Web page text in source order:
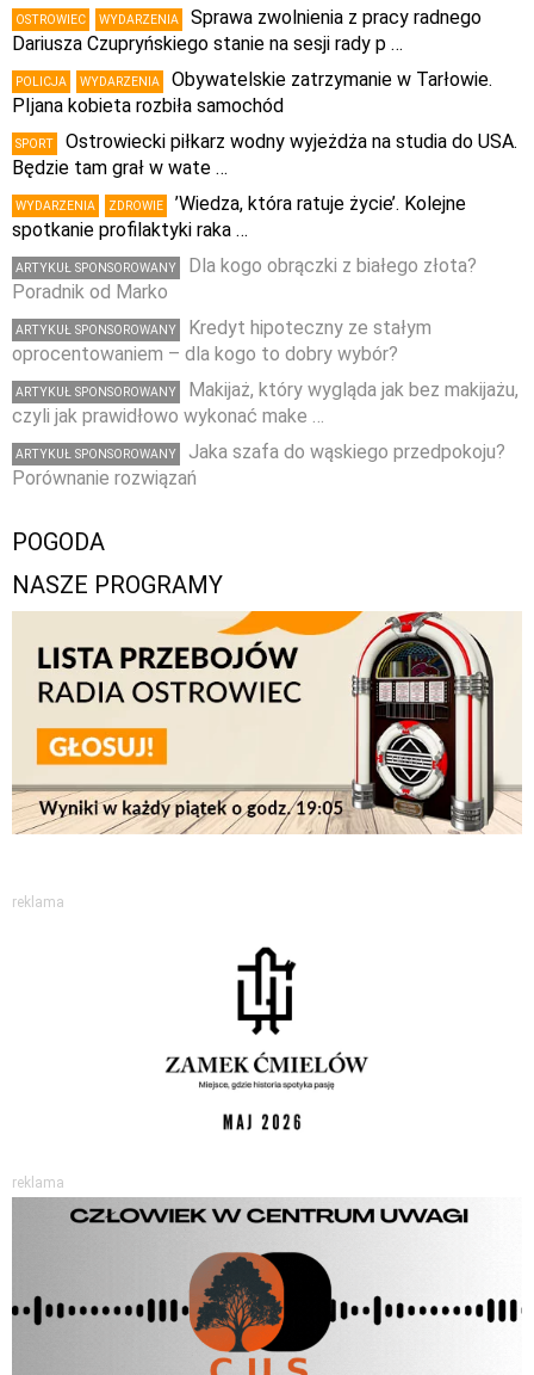
OSTROWIEC WYDARZENIA
Sprawa zwolnienia z pracy radnego
Dariusza Czupryńskiego stanie na sesji rady p …
POLICJA WYDARZENIA
Obywatelskie zatrzymanie w Tarłowie.
PIjana kobieta rozbiła samochód
SPORT
Ostrowiecki piłkarz wodny wyjeżdża na studia do USA.
Będzie tam grał w wate …
WYDARZENIA ZDROWIE
’Wiedza, która ratuje życie’. Kolejne
spotkanie profilaktyki raka …
ARTYKUŁ SPONSOROWANY
Dla kogo obrączki z białego złota?
Poradnik od Marko
ARTYKUŁ SPONSOROWANY
Kredyt hipoteczny ze stałym
oprocentowaniem – dla kogo to dobry wybór?
ARTYKUŁ SPONSOROWANY
Makijaż, który wygląda jak bez makijażu,
czyli jak prawidłowo wykonać make …
ARTYKUŁ SPONSOROWANY
Jaka szafa do wąskiego przedpokoju?
Porównanie rozwiązań
POGODA
NASZE PROGRAMY
reklama
reklama